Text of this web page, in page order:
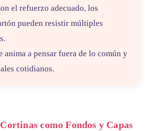
el refuerzo adecuado, los
pueden resistir múltiples
anima a pensar fuera de lo común y
cotidianos.
como Fondos y Capas